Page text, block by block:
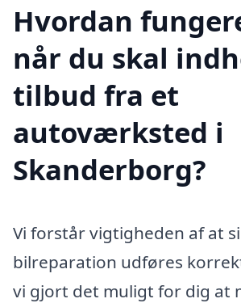
Hvordan
når du skal
tilbud fra et
autoværksted i
Skanderborg?
Vi forstår vigtigheden af at
bilreparation udføres
vi gjort det muligt for dig at